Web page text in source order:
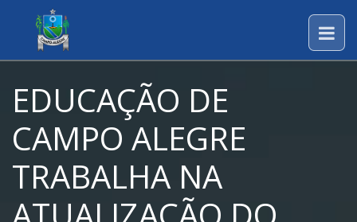
EDUCAÇÃO DE
CAMPO ALEGRE
TRABALHA NA